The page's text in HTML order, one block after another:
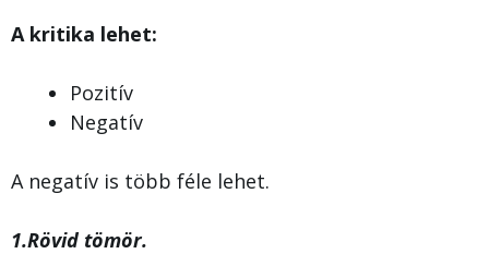
A kritika lehet:
Pozitív
Negatív
A negatív is több féle lehet.
1.Rövid tömör.